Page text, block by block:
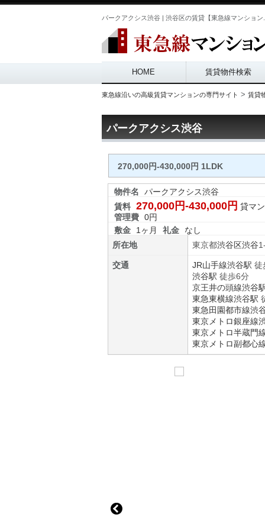
パークアクシス渋谷 | 渋谷区の賃貸【東急線マンション
Main menu
HOME 賃貸物件検索
東急線沿いの高級賃貸マンションの専門サイト > 賃貸
パークアクシス渋谷
270,000円-430,000円 1LDK
物件名
パークアクシス渋谷
賃料 270,000円-430,000円 貸マ
管理費 0円
敷金
1ヶ月 礼金
なし
所在地
東京都渋谷区渋谷
交通 JR山手線渋谷駅 徒
渋谷駅 徒歩6分
京王井の頭線渋谷
東急東横線渋谷駅
東急田園都市線渋
東京メトロ銀座線
東京メトロ半蔵門
東京メトロ副都心